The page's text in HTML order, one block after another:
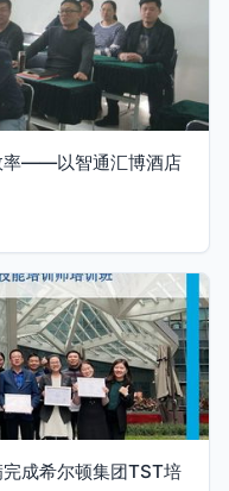
率——以智通汇博酒店
成希尔顿集团TST培